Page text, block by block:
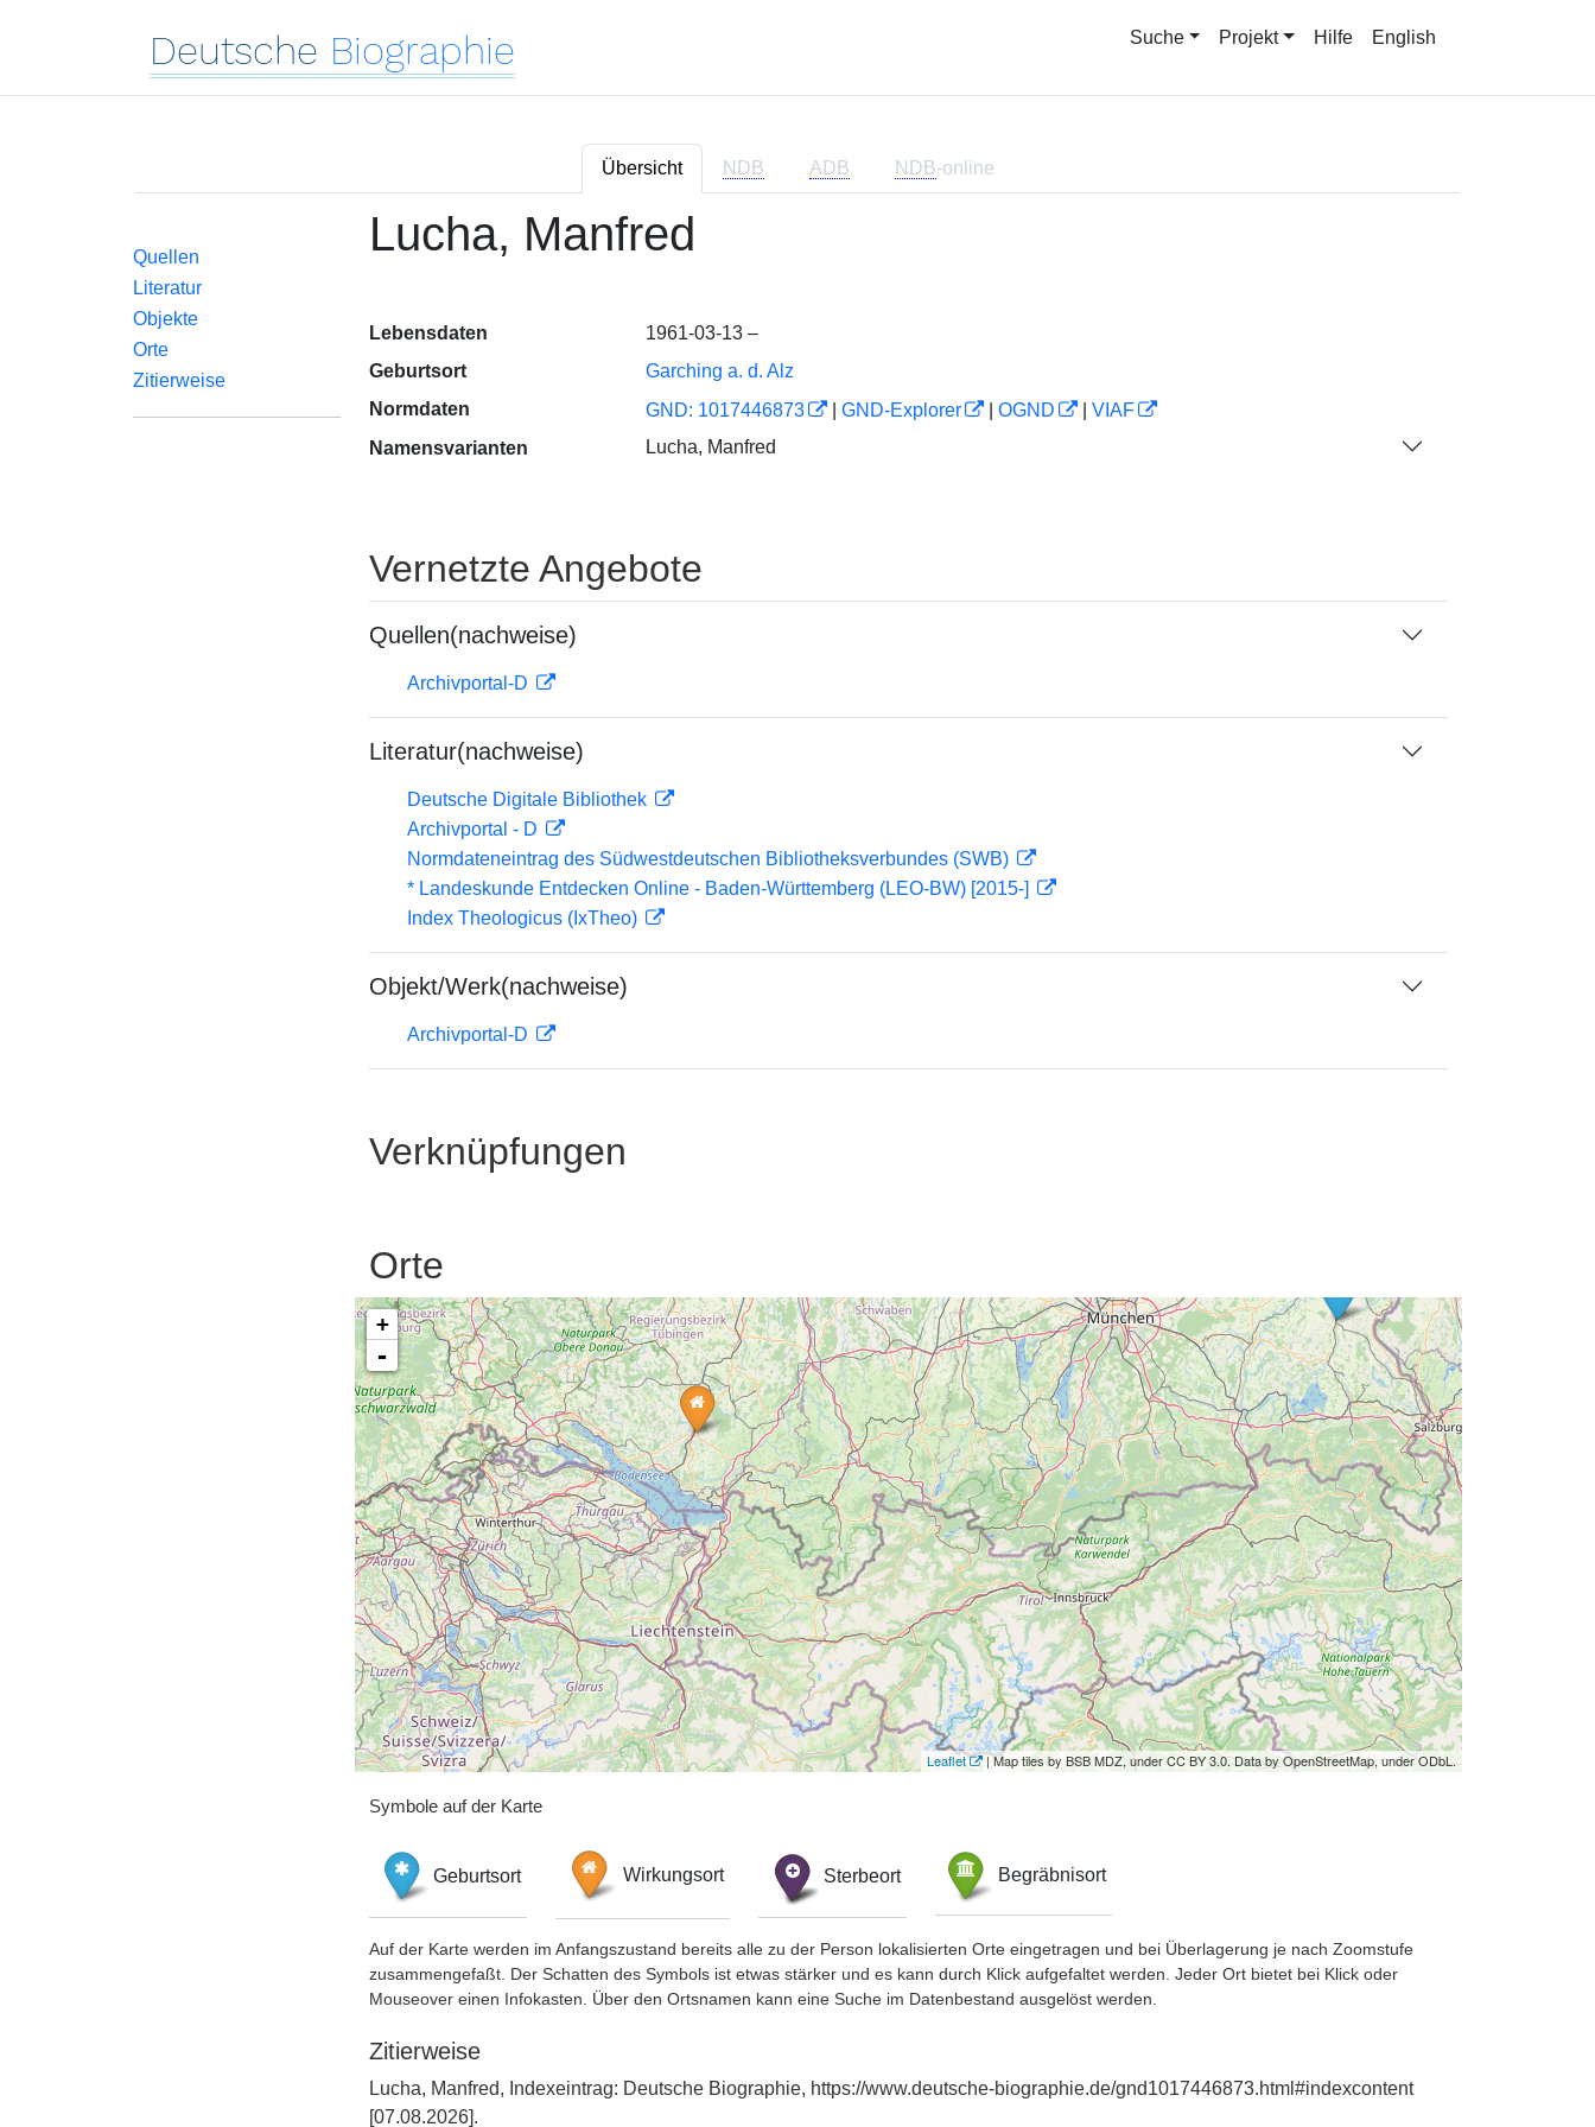
Deutsche Biographie Suche Projekt Hilfe English
Übersicht NDB ADB NDB-online
Quellen
Literatur
Objekte
Orte
Zitierweise
Lucha, Manfred
Lebensdaten
1961-03-13 –
Geburtsort
Garching a. d. Alz
Normdaten
GND: 1017446873 GND-Explorer OGND
VIAF
Namensvarianten
Lucha, Manfred
Vernetzte Angebote
Quellen(nachweise)
Archivportal-D
Literatur(nachweise)
Deutsche Digitale Bibliothek
Archivportal - D
Normdateneintrag des Südwestdeutschen Bibliotheksverbundes (SWB)
* Landeskunde Entdecken Online - Baden-Württemberg (LEO-BW) [2015-]
Index Theologicus (IxTheo)
Objekt/Werk(nachweise)
Archivportal-D
Verknüpfungen
Orte
+
-
Leaflet | Map tiles by BSB MDZ, under CC BY 3.0. Data by OpenStreetMap, under ODbL.
Symbole auf der Karte
Geburtsort Wirkungsort Sterbeort Begräbnisort
Auf der Karte werden im Anfangszustand bereits alle zu der Person lokalisierten Orte eingetragen und bei Überlagerung je nach Zoomstufe
zusammengefaßt. Der Schatten des Symbols ist etwas stärker und es kann durch Klick aufgefaltet werden. Jeder Ort bietet bei Klick oder
Mouseover einen Infokasten. Über den Ortsnamen kann eine Suche im Datenbestand ausgelöst werden.
Zitierweise
Lucha, Manfred, Indexeintrag: Deutsche Biographie, https://www.deutsche-biographie.de/gnd1017446873.html#indexcontent
[07.08.2026].